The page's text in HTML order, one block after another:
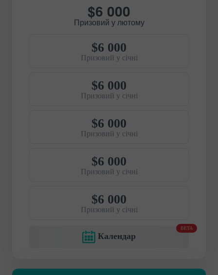
$6 000
Призовий у лютому
Призовий у січні
$6 000
Призовий у січні
$6 000
Призовий у січні
$6 000
Призовий у січні
$6 000
Призовий у січні
$6 000
Календар
BETA